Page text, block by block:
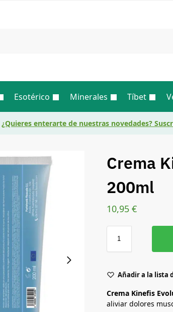
Esotérico Minerales Tíbet
¿Quieres enterarte de nuestras novedades?
Crema
200ml
10,95 €
Añadir a la lista
Crema Kinefis
aliviar dolores